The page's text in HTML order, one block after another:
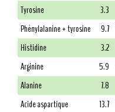
Tyrosine
3.3
Phénylalanine + tyrosine
9.7
Histidine
3.2
Arginine
5.9
Alanine
7.8
Acide aspartique
13.7